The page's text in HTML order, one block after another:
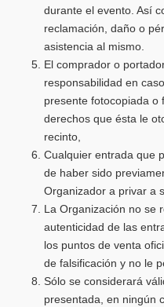
durante el evento. Así
reclamación, daño o
asistencia al mismo.
El comprador o
responsabilidad en
presente fotocopiada o
derechos que ésta le
recinto,
Cualquier entrada que
de haber sido
Organizador a privar a
La Organización no se
autenticidad de las
los puntos de venta
de falsificación y no le
Sólo se considerará
presentada, en ningún